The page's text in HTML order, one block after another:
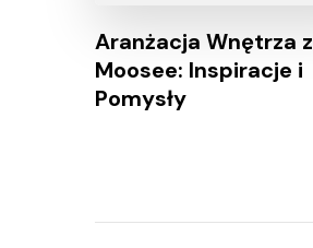
Aranżacja Wnętrza z
Moosee: Inspiracje i
Pomysły